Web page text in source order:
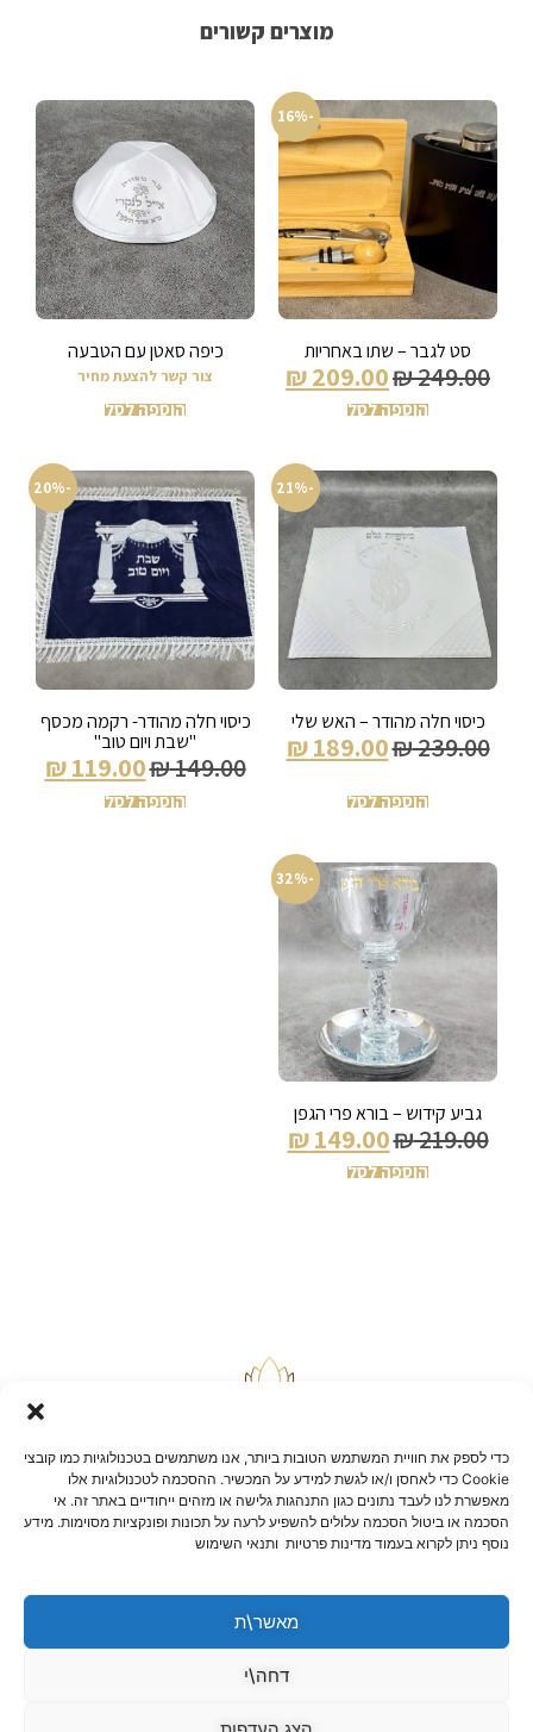
כדי לספק את חוויית המשתמש הטובות ביותר, אנו משתמשים בטכנולוגיות כמו קובצי
Cookie כדי לאחסן ו/או לגשת למידע על המכשיר. ההסכמה לטכנולוגיות אלו
מאפשרת לנו לעבד נתונים כגון התנהגות גלישה או מזהים ייחודיים באתר זה. אי
הסכמה או ביטול הסכמה עלולים להשפיע לרעה על תכונות ופונקציות מסוימות. מידע
נוסף ניתן לקרוא בעמוד מדינות פרטיות ותנאי השימוש
מאשר\ת
דחה\י
מוצרים קשורים
-16%
סט לגבר – שתו באחריות
₪249.00
₪209.00
הוספה לסל
כיפה סאטן עם הטבעה
צור קשר להצעת מחיר
הוספה לסל
-21%
כיסוי חלה מהודר – האש שלי
₪239.00
₪189.00
הוספה לסל
-20%
כיסוי חלה מהודר- רקמה מכסף
"שבת ויום טוב"
₪149.00
₪119.00
הוספה לסל
-32%
גביע קידוש – בורא פרי הגפן
₪219.00
₪149.00
הוספה לסל
בלוג
שאלות ותשובות
תקנון אתר
הצהרת נגישות
מדיניות החזרות וביטולים